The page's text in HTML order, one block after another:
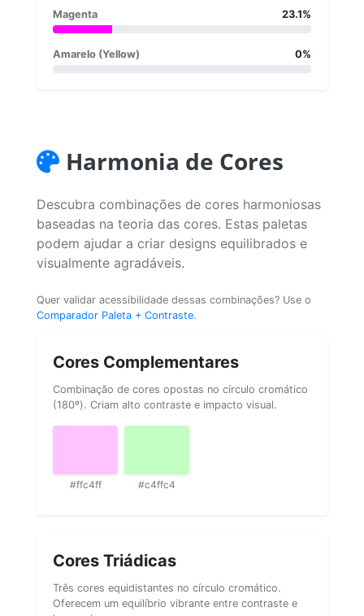
Magenta 23.1%
Amarelo (Yellow) 0%
Harmonia de Cores
Descubra combinações de cores harmoniosas
baseadas na teoria das cores. Estas paletas
podem ajudar a criar designs equilibrados e
visualmente agradáveis.
Quer validar acessibilidade dessas combinações? Use o
Comparador Paleta + Contraste.
Cores Complementares
Combinação de cores opostas no círculo cromático
(180º). Criam alto contraste e impacto visual.
#ffc4ff #c4ffc4
Cores Triádicas
Três cores equidistantes no círculo cromático.
Oferecem um equilíbrio vibrante entre contraste e